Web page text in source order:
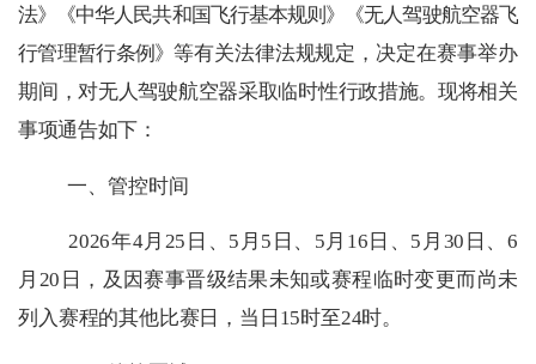
法》
《中华人 民共和国飞行基本规则》《无人驾驶航空器飞
行管理暂行条例》等有关法律法规规定，决定在赛事举办
期间，对无人驾驶航空器采取临时性行政措施。现将相关
事项通告如下：
一、管控时间
2026年4月 25 日、 5 月 5 日、 5 月 16 日、 5 月 30 日、 6
月 20 日，及因赛事晋级结果未知或赛程临时变更而尚未
列入赛程的其他比赛日，当日 15时至24时。